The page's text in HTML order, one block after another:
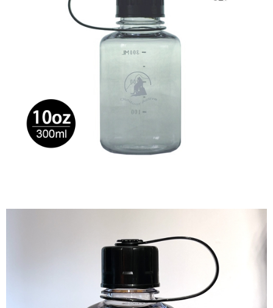
請求用戶進行身份認證。
５．嚴禁一人註冊多個帳號或使用他人資訊註冊。若發現惡意使用之情形，
恩沛科技股份有限公司將有權停止該用戶之使用額度並採取法律行動。